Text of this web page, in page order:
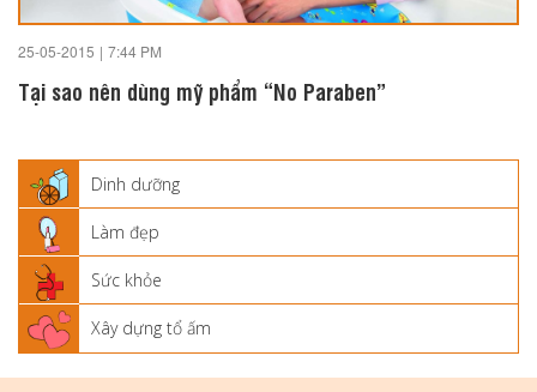
25-05-2015 | 7:44 PM
Tại sao nên dùng mỹ phẩm “No Paraben”
Dinh dưỡng
Làm đẹp
Sức khỏe
Xây dựng tổ ấm